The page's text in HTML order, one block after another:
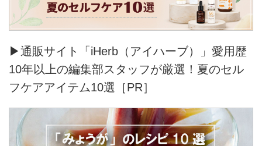
▶通販サイト「iHerb（アイハーブ）」愛用歴
10年以上の編集部スタッフが厳選！夏のセル
フケアアイテム10選［PR］